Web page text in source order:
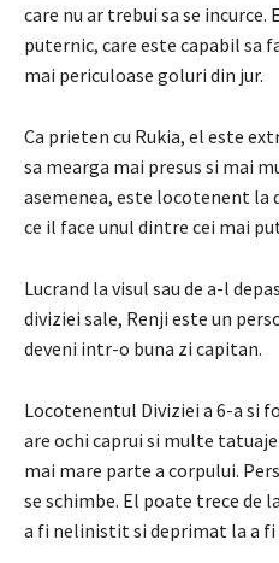
care nu ar trebui sa se incurce.
puternic, care este capabil sa
mai periculoase goluri din jur.
Ca prieten cu Rukia, el este
sa mearga mai presus si mai
asemenea, este locotenent la
ce il face unul dintre cei mai
Lucrand la visul sau de a-l
diviziei sale, Renji este un
deveni intr-o buna zi capitan.
Locotenentul Diviziei a 6-a si
are ochi caprui si multe
mai mare parte a corpului.
se schimbe. El poate trece de
a fi nelinistit si deprimat la a fi